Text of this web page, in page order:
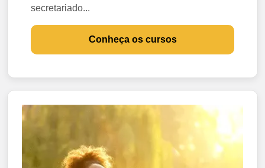
secretariado...
Conheça os cursos